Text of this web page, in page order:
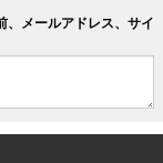
、メールアドレス、サイ